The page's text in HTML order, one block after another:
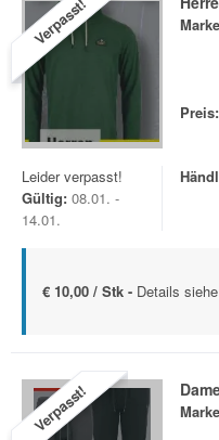
Verpasst!
Preis:
Leider verpasst!
Gültig: 08.01. -
14.01.
€ 10,00 / Stk - Details
Verpasst!